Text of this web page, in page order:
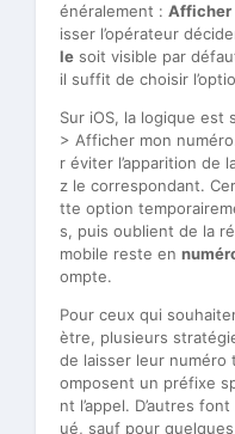
énéralement : Afficher
isser l’opérateur
le soit visible par
il suffit de choisir
Sur iOS, la logique est
> Afficher mon
r éviter l’apparition de
z le correspondant.
tte option
s, puis oublient de la
mobile reste en
ompte.
Pour ceux qui
ètre, plusieurs
de laisser leur numéro
omposent un préfixe
nt l’appel. D’autres
ué, sauf pour